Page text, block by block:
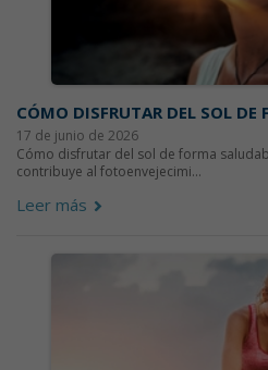
CÓMO DISFRUTAR DEL SOL DE
17 de junio de 2026
Cómo disfrutar del sol de forma
contribuye al fotoenvejecimi...
Leer más